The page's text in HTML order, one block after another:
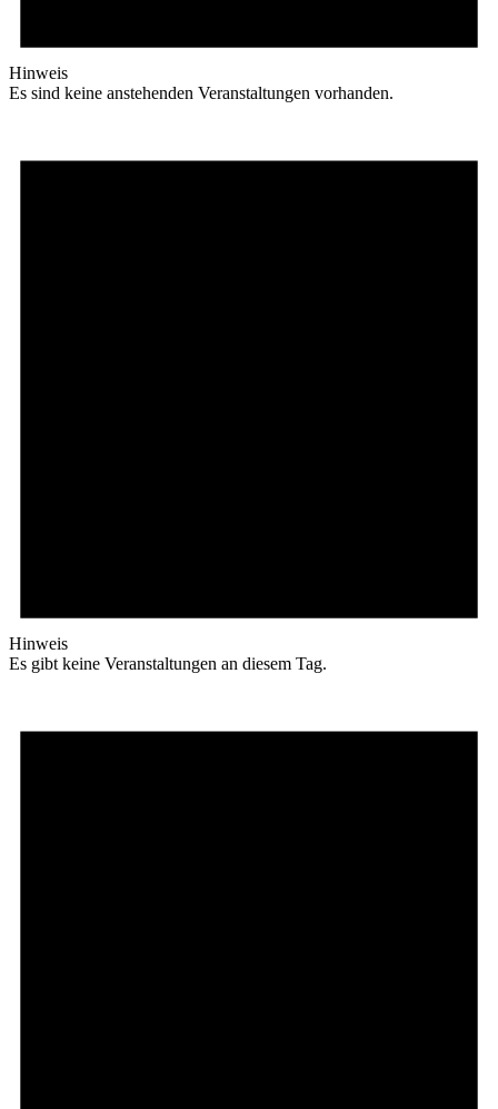
Hinweis
Es sind keine anstehenden Veranstaltungen vorhanden.
Hinweis
Es gibt keine Veranstaltungen an diesem Tag.